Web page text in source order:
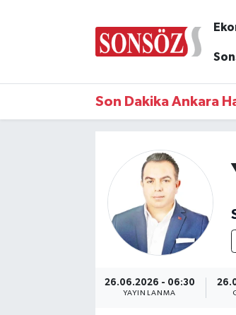
Son Dakika Ankara
26.06.2026 - 06:30
YAYINLANMA
Ankara Nöbetçi Eczaneler
Ankara Trafik Yoğunluk Haritası
Süper Lig Puan Durumu ve Fikstür
Tüm Manşetler